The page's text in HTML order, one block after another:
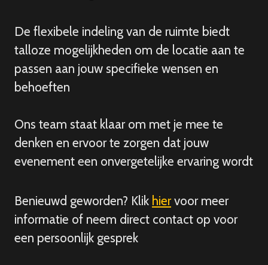
De flexibele indeling van de ruimte biedt
talloze mogelijkheden om de locatie aan te
passen aan jouw specifieke wensen en
behoeften
Ons team staat klaar om met je mee te
denken en ervoor te zorgen dat jouw
evenement een onvergetelijke ervaring wordt
Benieuwd geworden? Klik hiervoor meer
informatie of neem direct contact op voor
een persoonlijk gesprek